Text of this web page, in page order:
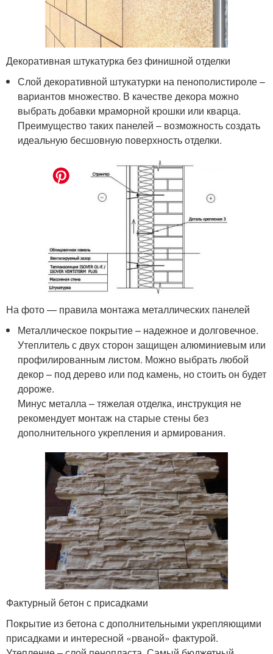
Декоративная штукатурка без финишной отделки
Слой декоративной штукатурки на пенополистироле –
вариантов множество. В качестве декора можно
выбрать добавки мраморной крошки или кварца.
Преимущество таких панелей – возможность создать
идеальную бесшовную поверхность отделки.
На фото — правила монтажа металлических панелей
Металлическое покрытие – надежное и долговечное.
Утеплитель с двух сторон защищен алюминиевым или
профилированным листом. Можно выбрать любой
декор – под дерево или под камень, но стоить он будет
дороже.
Минус металла – тяжелая отделка, инструкция не
рекомендует монтаж на старые стены без
дополнительного укрепления и армирования.
Фактурный бетон с присадками
Покрытие из бетона с дополнительными укрепляющими
присадками и интересной «рваной» фактурой.